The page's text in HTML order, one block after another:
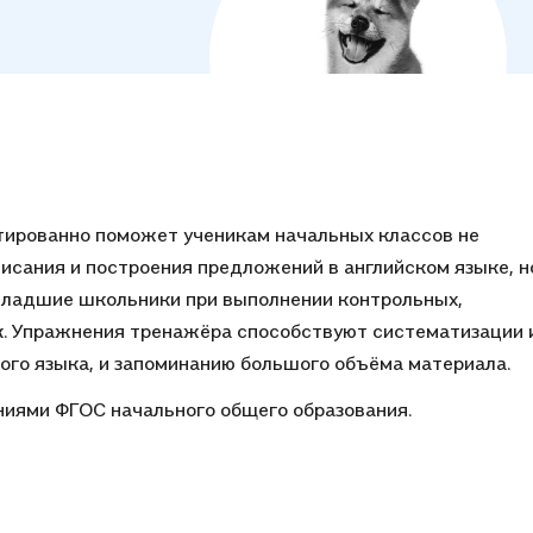
поможет ученикам начальных классов не
и построения предложений в английском языке,
школьники при выполнении контрольных,
тренажёра способствуют систематизации
языка, и запоминанию большого объёма материала.
ФГОС начального общего образования.